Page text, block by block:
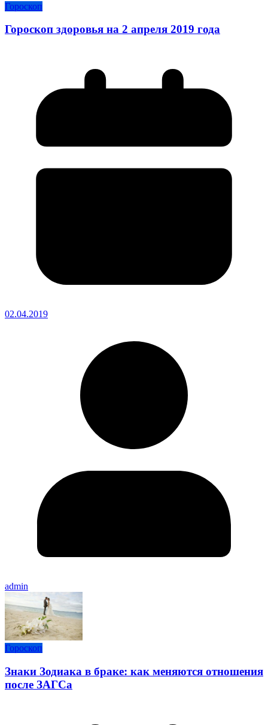
Гороскоп
Гороскоп здоровья на 2 апреля 2019 года
02.04.2019
admin
Гороскоп
Знаки Зодиака в браке: как меняются отношения
после ЗАГСа